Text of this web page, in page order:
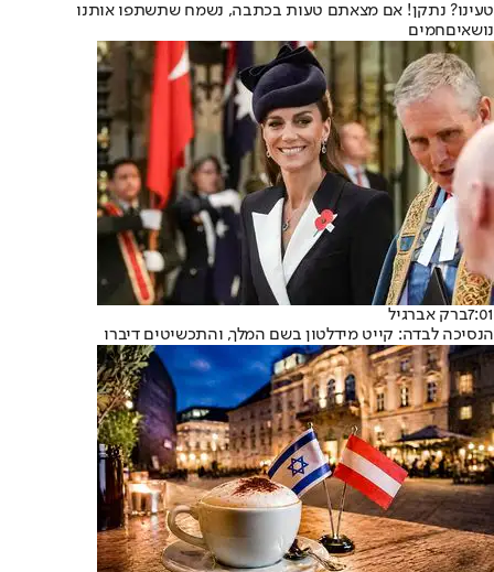
טעינו? נתקן! אם מצאתם טעות בכתבה, נשמח שתשתפו אותנו
נושאיםחמים
7:01ברק אברגיל
הנסיכה לבדה: קייט מידלטון בשם המלך, והתכשיטים דיברו